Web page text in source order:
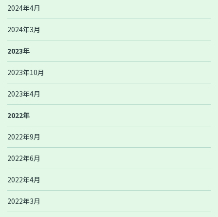
2024年4月
2024年3月
2023年
2023年10月
2023年4月
2022年
2022年9月
2022年6月
2022年4月
2022年3月